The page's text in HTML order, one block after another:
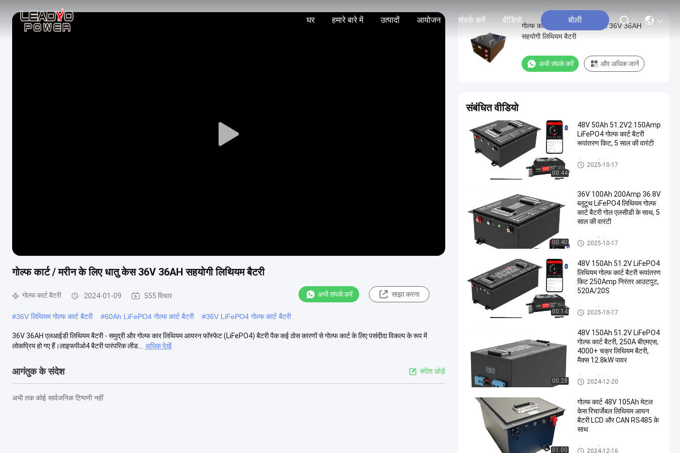
घर हमारे बारे में उत्पादों आयोजन संपर्क करें वीडियो बोली
Play
गोल्फ कार्ट / मरीन के लिए धातु केस 36V 36AH सहयोगी लिथियम बैटरी
गोल्फ कार्ट बैटरी 2024-01-09 555 विचार अभी संपर्क करें साझा करना
#36V लिथियम गोल्फ कार्ट बैटरी #60Ah LiFePO4 गोल्फ कार्ट बैटरी #36V LiFePO4 गोल्फ कार्ट बैटरी
36V 36AH एलआईडी लिथियम बैटरी - समुद्री और गोल्फ कार लिथियम आयरन फॉस्फेट (LiFePO4) बैटरी पैक कई ठोस कारणों से गोल्फ कार्ट के लिए पसंदीदा विकल्प के रूप में
लोकप्रिय हो गए हैं।लाइफपीओ4 बैटरी पारंपरिक लीड...
अधिक देखें
आगंतुक के संदेश संदेश छोड़ें
अभी तक कोई सार्वजनिक टिप्पणी नहीं
गोल्फ कार्ट / मरीन के लिए धातु केस 36V 36AH
सहयोगी लिथियम बैटरी
अभी संपर्क करें और अधिक जानें
संबंधित वीडियो
00:44
48V 50Ah 51.2V2 150Amp
LiFePO4 गोल्फ कार्ट बैटरी
रूपांतरण किट, 5 साल की वारंटी
गोल्फ कार्ट बैटरी
2025-10-17
00:40
36V 100Ah 200Amp 36.8V
ब्लूटूथ LiFePO4 लिथियम गोल्फ
कार्ट बैटरी गोल एलसीडी के साथ, 5
साल की वारंटी
गोल्फ कार्ट बैटरी
2025-10-17
00:14
48V 150Ah 51.2V LiFePO4
लिथियम गोल्फ कार्ट बैटरी रूपांतरण
किट 250Amp निरंतर आउटपुट,
520A/20S
गोल्फ कार्ट बैटरी
2025-10-17
00:28
48V 150Ah 51.2V LiFePO4
गोल्फ कार्ट बैटरी, 250A बीएमएस,
4000+ चक्र लिथियम बैटरी,
मैक्स 12.8kW पावर
गोल्फ कार्ट बैटरी
2024-12-20
01:00
गोल्फ कार्ट 48V 105Ah मेटल
केस रिचार्जेबल लिथियम आयन
बैटरी LCD और CAN RS485 के
साथ
गोल्फ कार्ट बैटरी
2024-12-16